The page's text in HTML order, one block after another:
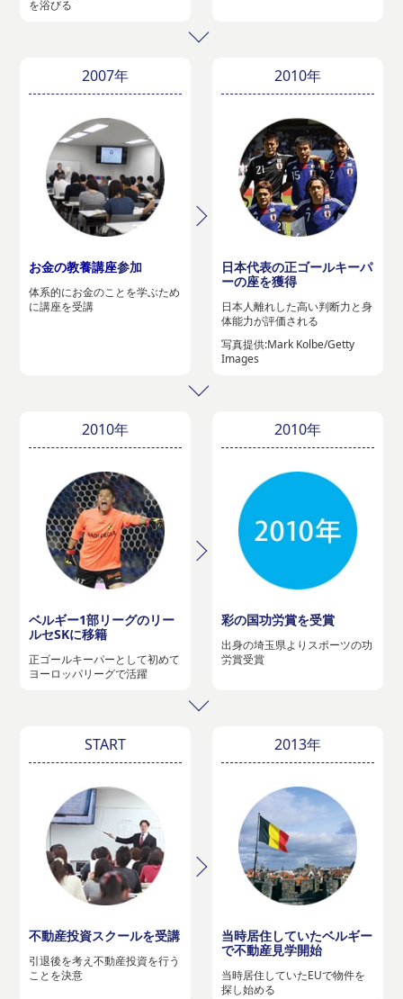
を浴びる
2007年
お金の教養講座参加
体系的にお金のことを学ぶため
に講座を受講
2010年
日本代表の正ゴールキーパ
ーの座を獲得
日本人離れした高い判断力と身
体能力が評価される
写真提供:Mark Kolbe/Getty
Images
2010年
ベルギー1部リーグのリー
ルセSKに移籍
正ゴールキーパーとして初めて
ヨーロッパリーグで活躍
2010年
彩の国功労賞を受賞
出身の埼玉県よりスポーツの功
労賞受賞
START
不動産投資スクールを受講
引退後を考え不動産投資を行う
ことを決意
2013年
当時居住していたベルギー
で不動産見学開始
当時居住していたEUで物件を
探し始める